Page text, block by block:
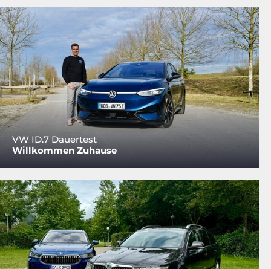
VW ID.7 Dauertest
Willkommen Zuhause